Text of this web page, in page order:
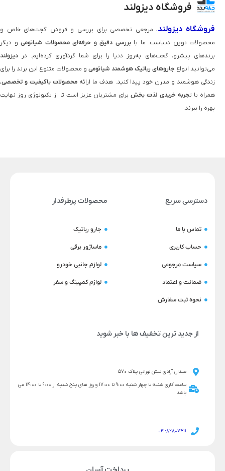
فروشگاه دیزولند
فروشگاه دیزولند، مرجعی تخصصی برای بررسی و فروش گجت‌های خاص و
محصولات نوین دنیاست. ما بابررسی دقیق و حرفه‌ای محصولات شیائومی و دیگر
برندهای پیشرو، گجت‌های به‌روز دنیا را برای شما گردآوری کرده‌ایم. در دیزولند
می‌توانید انواع جاروهای رباتیک هوشمند شیائومی و محصولات متنوع این برند را برای
زندگی هوشمند و مدرن خود پیدا کنید. هدف ما ارائه محصولات باکیفیت و تخصصی،
همراه با تجربه خریدی لذت‌ بخشبرای مشتریان عزیز است تا از تکنولوژی روز نهایت
بهره را ببرند.
دسترسی سریع
تماس با ما
حساب کاربری
سیاست مرجوعی
ضمانت و اعتماد
نحوه ثبت سفارش
محصولات پرطرفدار
جارو رباتیک
ماساژور برقی
لوازم جانبی خودرو
لوازم کمپینگ و سفر
از جدید ترین تخفیف ها با خبر شوید
میدان آزادی نبش نورانی پلاک 570
ساعت کاری شنبه تا چهار شنبه 9:00 تا 17:00 و روز های پنج شنبه از 9:00 تا 14:00 می
باشد
021-82807411